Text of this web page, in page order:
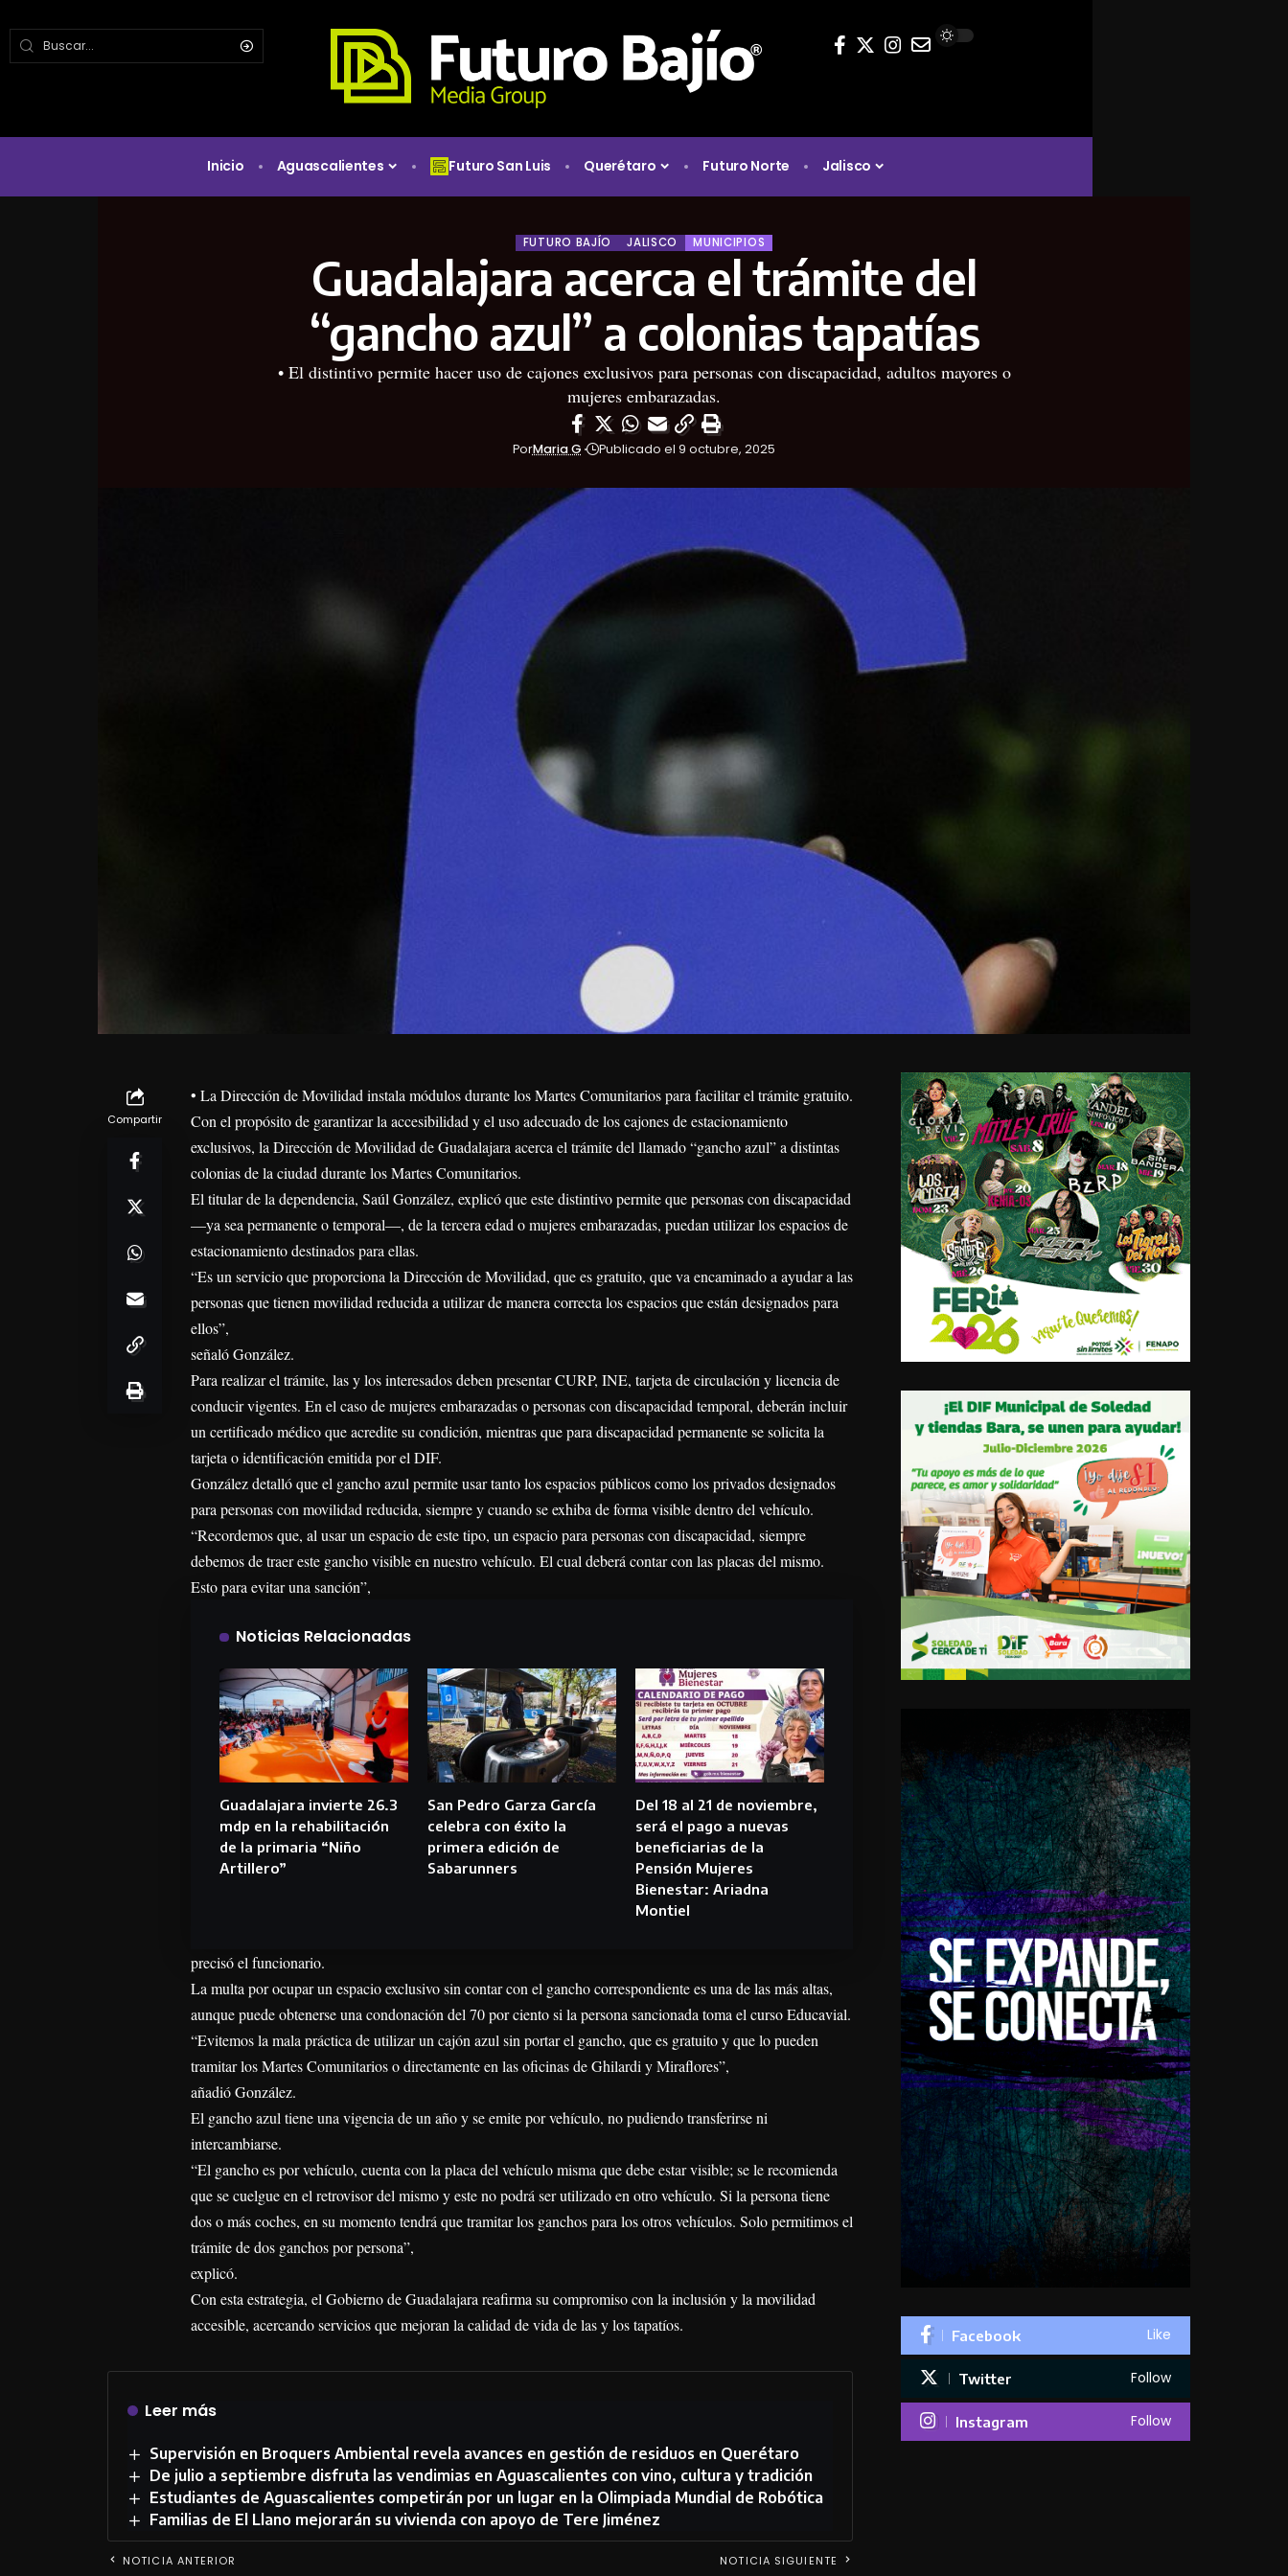
Inicio Aguascalientes Futuro San Luis Querétaro Futuro Norte Jalisco
FUTURO BAJÍO JALISCO MUNICIPIOS
Guadalajara acerca el trámite del
“gancho azul” a colonias tapatías
• El distintivo permite hacer uso de cajones exclusivos para personas con discapacidad, adultos mayores o
mujeres embarazadas.
PorMaria G Publicado el 9 octubre, 2025
Compartir
• La Dirección de Movilidad instala módulos durante los Martes Comunitarios para facilitar el trámite gratuito.
Con el propósito de garantizar la accesibilidad y el uso adecuado de los cajones de estacionamiento
exclusivos, la Dirección de Movilidad de Guadalajara acerca el trámite del llamado “gancho azul” a distintas
colonias de la ciudad durante los Martes Comunitarios.
El titular de la dependencia, Saúl González, explicó que este distintivo permite que personas con discapacidad
—ya sea permanente o temporal—, de la tercera edad o mujeres embarazadas, puedan utilizar los espacios de
estacionamiento destinados para ellas.
“Es un servicio que proporciona la Dirección de Movilidad, que es gratuito, que va encaminado a ayudar a las
personas que tienen movilidad reducida a utilizar de manera correcta los espacios que están designados para
ellos”,
señaló González.
Para realizar el trámite, las y los interesados deben presentar CURP, INE, tarjeta de circulación y licencia de
conducir vigentes. En el caso de mujeres embarazadas o personas con discapacidad temporal, deberán incluir
un certificado médico que acredite su condición, mientras que para discapacidad permanente se solicita la
tarjeta o identificación emitida por el DIF.
González detalló que el gancho azul permite usar tanto los espacios públicos como los privados designados
para personas con movilidad reducida, siempre y cuando se exhiba de forma visible dentro del vehículo.
“Recordemos que, al usar un espacio de este tipo, un espacio para personas con discapacidad, siempre
debemos de traer este gancho visible en nuestro vehículo. El cual deberá contar con las placas del mismo.
Esto para evitar una sanción”,
Noticias Relacionadas
Guadalajara invierte 26.3
mdp en la rehabilitación
de la primaria “Niño
Artillero”
San Pedro Garza García
celebra con éxito la
primera edición de
Sabarunners
Del 18 al 21 de noviembre,
será el pago a nuevas
beneficiarias de la
Pensión Mujeres
Bienestar: Ariadna
Montiel
precisó el funcionario.
La multa por ocupar un espacio exclusivo sin contar con el gancho correspondiente es una de las más altas,
aunque puede obtenerse una condonación del 70 por ciento si la persona sancionada toma el curso Educavial.
“Evitemos la mala práctica de utilizar un cajón azul sin portar el gancho, que es gratuito y que lo pueden
tramitar los Martes Comunitarios o directamente en las oficinas de Ghilardi y Miraflores”,
añadió González.
El gancho azul tiene una vigencia de un año y se emite por vehículo, no pudiendo transferirse ni
intercambiarse.
“El gancho es por vehículo, cuenta con la placa del vehículo misma que debe estar visible; se le recomienda
que se cuelgue en el retrovisor del mismo y este no podrá ser utilizado en otro vehículo. Si la persona tiene
dos o más coches, en su momento tendrá que tramitar los ganchos para los otros vehículos. Solo permitimos el
trámite de dos ganchos por persona”,
explicó.
Con esta estrategia, el Gobierno de Guadalajara reafirma su compromiso con la inclusión y la movilidad
accesible, acercando servicios que mejoran la calidad de vida de las y los tapatíos.
Leer más
Supervisión en Broquers Ambiental revela avances en gestión de residuos en Querétaro
De julio a septiembre disfruta las vendimias en Aguascalientes con vino, cultura y tradición
Estudiantes de Aguascalientes competirán por un lugar en la Olimpiada Mundial de Robótica
Familias de El Llano mejorarán su vivienda con apoyo de Tere Jiménez
NOTICIA ANTERIOR NOTICIA SIGUIENTE
Facebook Like
Twitter Follow
Instagram Follow